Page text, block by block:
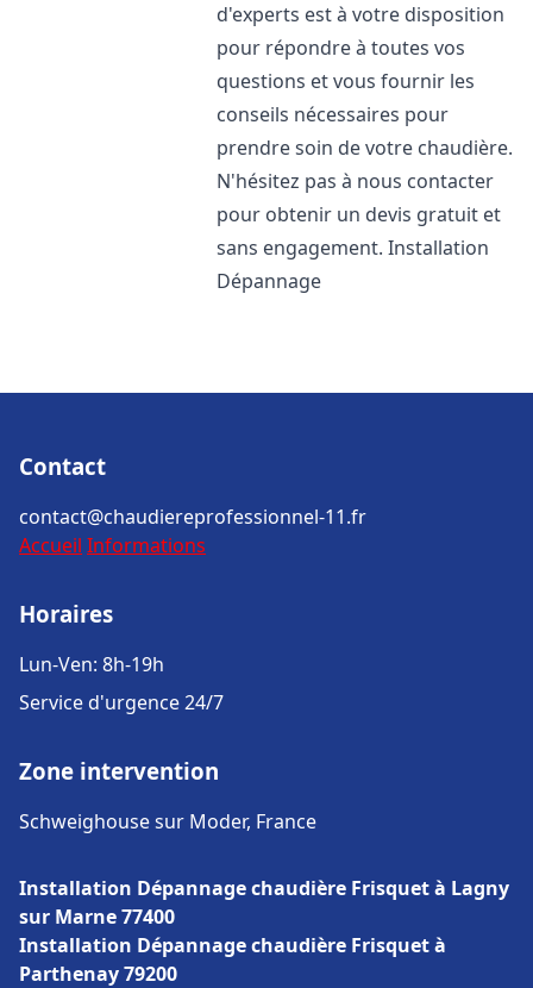
d'experts est à votre disposition
pour répondre à toutes vos
questions et vous fournir les
conseils nécessaires pour
prendre soin de votre chaudière.
N'hésitez pas à nous contacter
pour obtenir un devis gratuit et
sans engagement. Installation
Dépannage
Contact
contact@chaudiereprofessionnel-11.fr
Accueil Informations
Horaires
Lun-Ven: 8h-19h
Service d'urgence 24/7
Zone intervention
Schweighouse sur Moder, France
Installation Dépannage chaudière Frisquet à Lagny
sur Marne 77400
Installation Dépannage chaudière Frisquet à
Parthenay 79200